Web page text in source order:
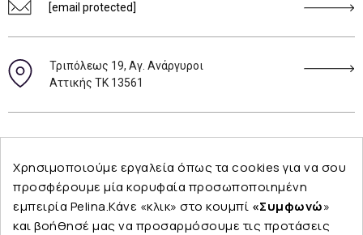
[email protected]
Τριπόλεως 19, Αγ. Ανάργυροι
Αττικής ΤΚ 13561
Εταιρεία
Χρησιμοποιούμε εργαλεία όπως τα cookies για να σου
προσφέρουμε μία κορυφαία προσωποποιημένη
εμπειρία Pelina.Κάνε «κλικ» στο κουμπί «Συμφωνώ»
και βοήθησέ μας να προσαρμόσουμε τις προτάσεις